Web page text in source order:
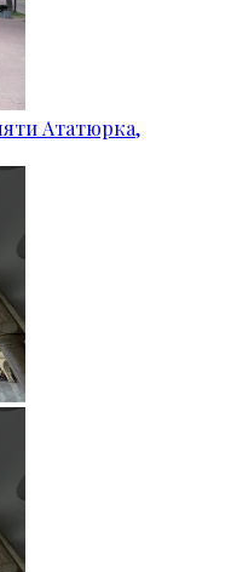
Ататюрка,